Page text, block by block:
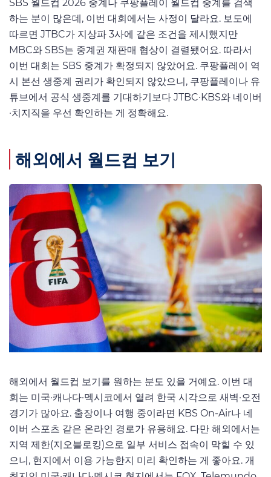
SBS 월드컵 2026 중계나 쿠팡플레이 월드컵 중계를 검색
하는 분이 많은데, 이번 대회에서는 사정이 달라요. 보도에
따르면 JTBC가 지상파 3사에 같은 조건을 제시했지만
MBC와 SBS는 중계권 재판매 협상이 결렬됐어요. 따라서
이번 대회는 SBS 중계가 확정되지 않았어요. 쿠팡플레이 역
시 본선 생중계 권리가 확인되지 않았으니, 쿠팡플레이나 유
튜브에서 공식 생중계를 기대하기보다 JTBC·KBS와 네이버
·치지직을 우선 확인하는 게 정확해요.
해외에서 월드컵 보기
해외에서 월드컵 보기를 원하는 분도 있을 거예요. 이번 대
회는 미국·캐나다·멕시코에서 열려 한국 시각으로 새벽·오전
경기가 많아요. 출장이나 여행 중이라면 KBS On-Air나 네
이버 스포츠 같은 온라인 경로가 유용해요. 다만 해외에서는
지역 제한(지오블로킹)으로 일부 서비스 접속이 막힐 수 있
으니, 현지에서 이용 가능한지 미리 확인하는 게 좋아요. 개